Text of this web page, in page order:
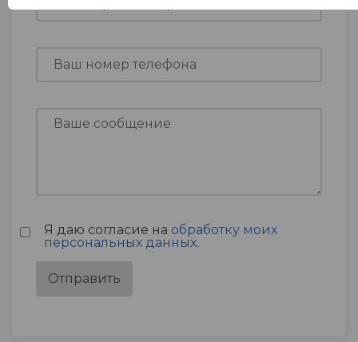
Я даю согласие на обработку моих
персональных данных.